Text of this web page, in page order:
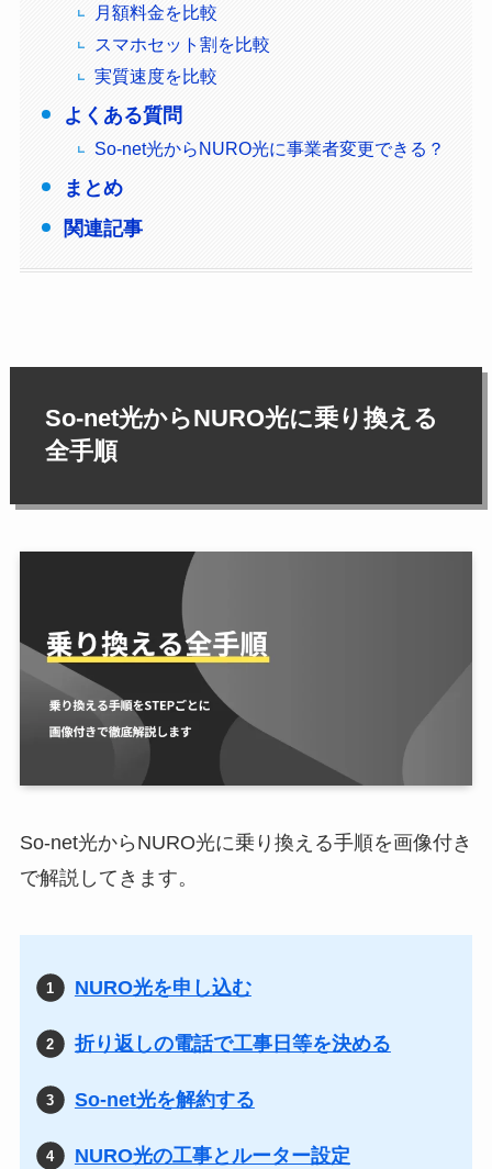
月額料金を比較
スマホセット割を比較
実質速度を比較
よくある質問
So-net光からNURO光に事業者変更できる？
まとめ
関連記事
So-net光からNURO光に乗り換える
全手順
So-net光からNURO光に乗り換える手順を画像付き
で解説してきます。
NURO光を申し込む
折り返しの電話で工事日等を決める
So-net光を解約する
NURO光の工事とルーター設定